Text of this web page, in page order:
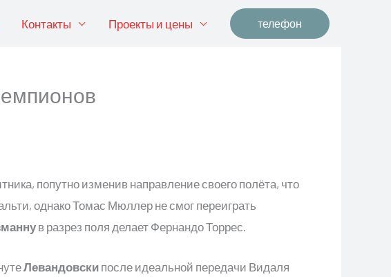
Контакты Проекты и цены телефон
попутно изменив направление своего полёта, что
однако Томас Мюллер не смог переиграть
в разрез поля делает Фернандо Торрес.
Левандовски после идеальной передачи Видаля